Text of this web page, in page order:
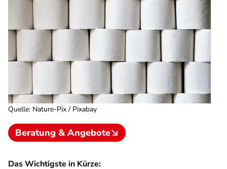
Quelle: Nature-Pix / Pixabay
Beratung & Angebote
Das Wichtigste in Kürze: